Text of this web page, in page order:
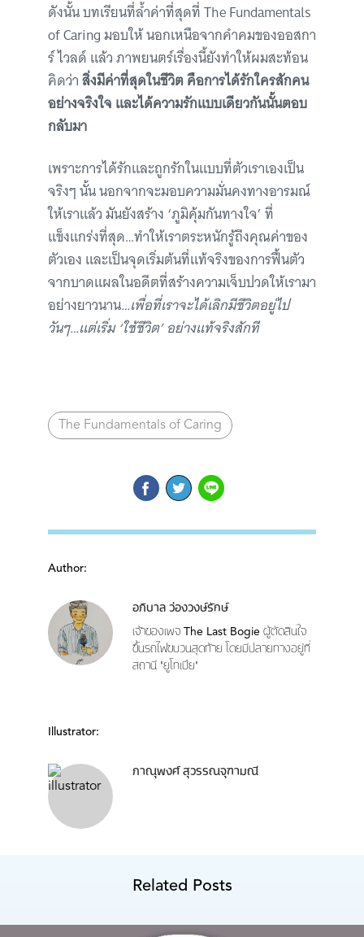
ดังนั้น บทเรียนที่ล้ำค่าที่สุดที่ The Fundamentals
of Caring มอบให้ นอกเหนือจากคำคมของออสกา
ร์ ไวลด์ แล้ว ภาพยนตร์เรื่องนี้ยังทำให้ผมสะท้อน
คิดว่าสิ่งมีค่าที่สุดในชีวิต คือการได้รักใครสักคน
อย่างจริงใจ และได้ความรักแบบเดียวกันนั้นตอบ
กลับมา
เพราะการได้รักและถูกรักในแบบที่ตัวเราเองเป็น
จริงๆ นั้น นอกจากจะมอบความมั่นคงทางอารมณ์
ให้เราแล้ว มันยังสร้าง ‘ภูมิคุ้มกันทางใจ’ ที่
แข็งแกร่งที่สุด…ทำให้เราตระหนักรู้ถึงคุณค่าของ
ตัวเอง และเป็นจุดเริ่มต้นที่แท้จริงของการฟื้นตัว
จากบาดแผลในอดีตที่สร้างความเจ็บปวดให้เรามา
อย่างยาวนาน…เพื่อที่เราจะได้เลิกมีชีวิตอยู่ไป
วันๆ…แต่เริ่ม ‘ใช้ชีวิต’ อย่างแท้จริงสักที
The Fundamentals of Caring
Author:
อภิบาล ว่องวงษ์รักษ์
เจ้าของเพจ The Last Bogie ผู้ตัดสินใจ
ขึ้นรถไฟขบวนสุดท้าย โดยมีปลายทางอยู่ที่
สถานี 'ยูโทเปีย'
Illustrator:
ภาณุพงศ์ สุวรรณจุฑามณี
Related Posts